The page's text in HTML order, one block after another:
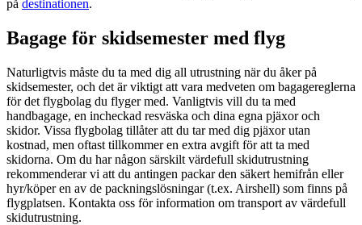
på destinationen.
Bagage för skidsemester med flyg
Naturligtvis måste du ta med dig all utrustning när du åker på
skidsemester, och det är viktigt att vara medveten om bagagereglerna
för det flygbolag du flyger med. Vanligtvis vill du ta med
handbagage, en incheckad resväska och dina egna pjäxor och
skidor. Vissa flygbolag tillåter att du tar med dig pjäxor utan
kostnad, men oftast tillkommer en extra avgift för att ta med
skidorna. Om du har någon särskilt värdefull skidutrustning
rekommenderar vi att du antingen packar den säkert hemifrån eller
hyr/köper en av de packningslösningar (t.ex. Airshell) som finns på
flygplatsen. Kontakta oss för information om transport av värdefull
skidutrustning.